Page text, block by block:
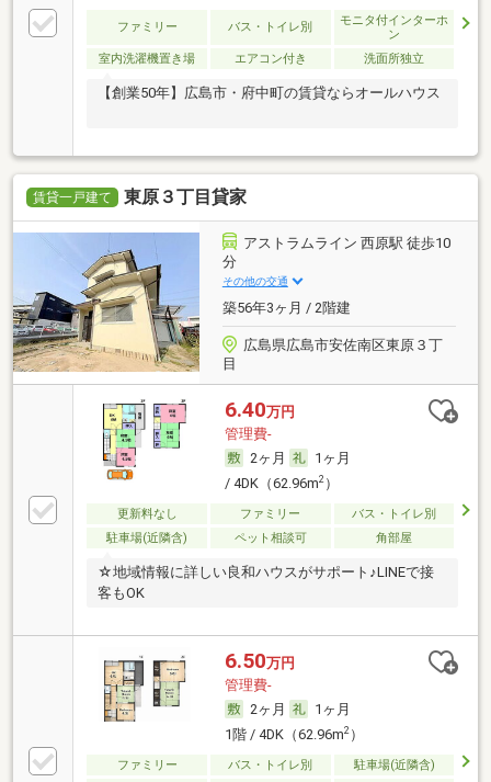
ファミリー バス・トイレ別
モニタ付インターホ
ン
室内洗濯機置き場
エアコン付き 洗面所独立
【創業50年】広島市・府中町の賃貸ならオールハウス
賃貸一戸建て 東原３丁目貸家
アストラムライン 西原駅 徒歩10
分
その他の交通
築56年3ヶ月 / 2階建
広島県広島市安佐南区東原３丁
目
6.40万円
管理費-
2ヶ月
1ヶ月
/ 4DK（62.96m2）
更新料なし ファミリー
バス・トイレ別
駐車場(近隣含)
ペット相談可 角部屋
☆地域情報に詳しい良和ハウスがサポート♪LINEで接
客もOK
6.50万円
管理費-
2ヶ月
1ヶ月
1階 / 4DK（62.96m2）
ファミリー バス・トイレ別
駐車場(近隣含)